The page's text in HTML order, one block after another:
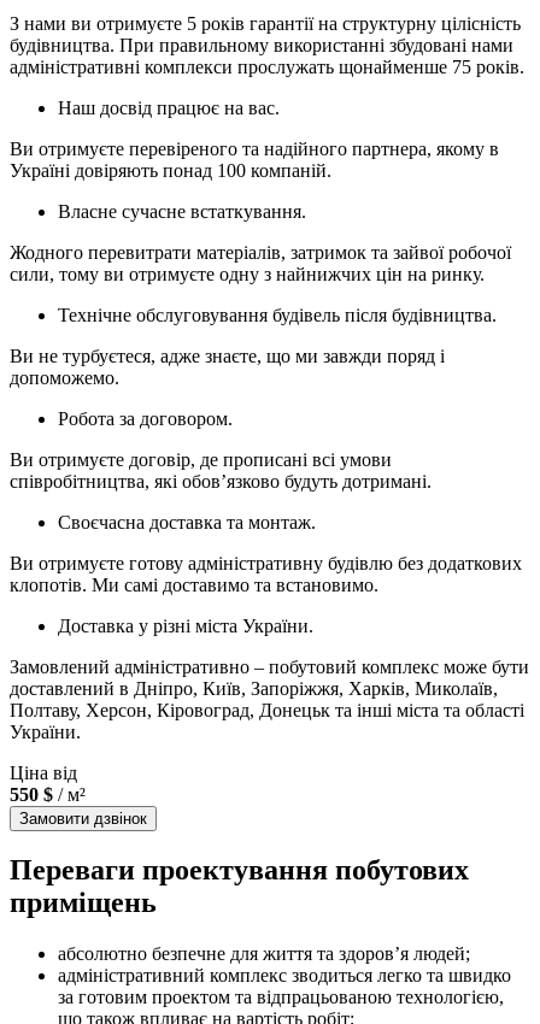
З нами ви отримуєте 5 років гарантії на структурну цілісність
будівництва. При правильному використанні збудовані нами
адміністративні комплекси прослужать щонайменше 75 років.
Наш досвід працює на вас.
Ви отримуєте перевіреного та надійного партнера, якому в
Україні довіряють понад 100 компаній.
Власне сучасне встаткування.
Жодного перевитрати матеріалів, затримок та зайвої робочої
сили, тому ви отримуєте одну з найнижчих цін на ринку.
Технічне обслуговування будівель після будівництва.
Ви не турбуєтеся, адже знаєте, що ми завжди поряд і
допоможемо.
Робота за договором.
Ви отримуєте договір, де прописані всі умови
співробітництва, які обов’язково будуть дотримані.
Своєчасна доставка та монтаж.
Ви отримуєте готову адміністративну будівлю без додаткових
клопотів. Ми самі доставимо та встановимо.
Доставка у різні міста України.
Замовлений адміністративно – побутовий комплекс може бути
доставлений в Дніпро, Київ, Запоріжжя, Харків, Миколаїв,
Полтаву, Херсон, Кіровоград, Донецьк та інші міста та області
України.
Ціна від
550 $ / м²
Замовити дзвінок
Переваги проектування побутових
приміщень
абсолютно безпечне для життя та здоров’я людей;
адміністративний комплекс зводиться легко та швидко
за готовим проектом та відпрацьованою технологією,
що також впливає на вартість робіт;